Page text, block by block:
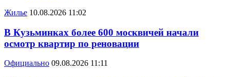
Жилье 10.08.2026 11:02
В Кузьминках более 600 москвичей начали
осмотр квартир по реновации
Официально 09.08.2026 11:11